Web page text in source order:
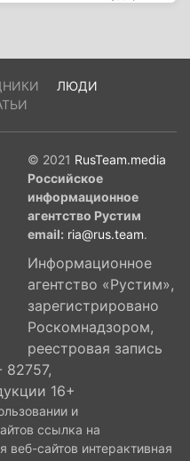
ЛЮДИ
© 2021 RusTeam.media
Российское
информационное
агентство Рустим
email: ria@rus.team.
Информационное
агентство «Рустим»,
зарегистрировано
Роскомнадзором,
реестровая запись
16+
и
ссылка на
веб-сайтов интерактивная